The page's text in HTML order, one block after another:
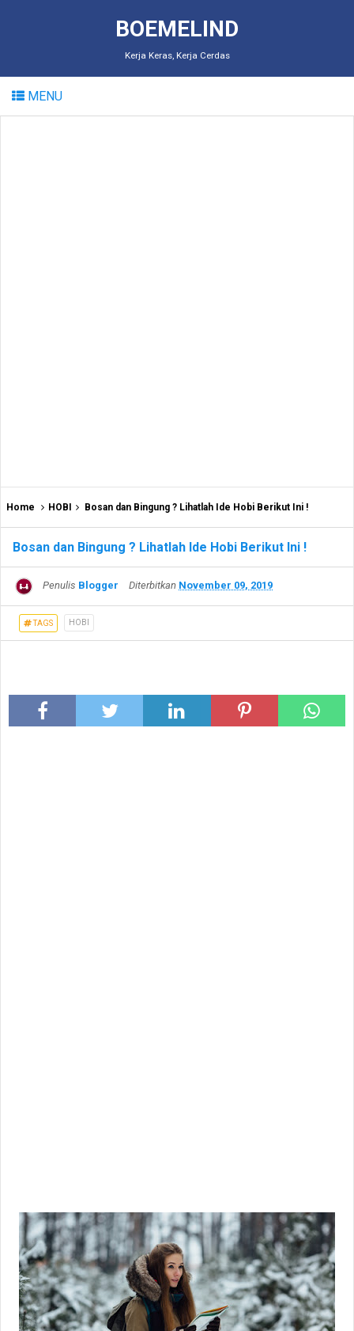
BOEMELIND
Kerja Keras, Kerja Cerdas
MENU
Home HOBI Bosan dan Bingung ? Lihatlah Ide Hobi Berikut Ini !
Bosan dan Bingung ? Lihatlah Ide Hobi Berikut Ini !
Penulis Blogger Diterbitkan November 09, 2019
TAGS HOBI